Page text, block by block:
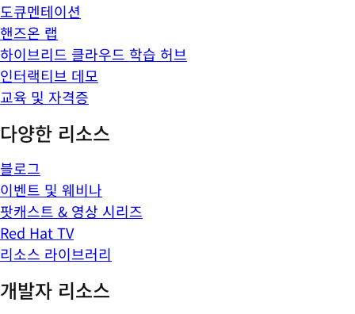
도큐멘테이션
핸즈온 랩
하이브리드 클라우드 학습 허브
인터랙티브 데모
교육 및 자격증
다양한 리소스
블로그
이벤트 및 웨비나
팟캐스트 & 영상 시리즈
Red Hat TV
리소스 라이브러리
개발자 리소스